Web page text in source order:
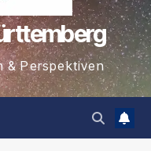
& Perspektiven